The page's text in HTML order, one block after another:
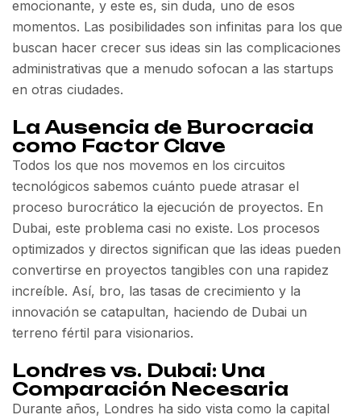
emocionante, y este es, sin duda, uno de esos
momentos. Las posibilidades son infinitas para los que
buscan hacer crecer sus ideas sin las complicaciones
administrativas que a menudo sofocan a las startups
en otras ciudades.
La Ausencia de Burocracia
como Factor Clave
Todos los que nos movemos en los circuitos
tecnológicos sabemos cuánto puede atrasar el
proceso burocrático la ejecución de proyectos. En
Dubai, este problema casi no existe. Los procesos
optimizados y directos significan que las ideas pueden
convertirse en proyectos tangibles con una rapidez
increíble. Así, bro, las tasas de crecimiento y la
innovación se catapultan, haciendo de Dubai un
terreno fértil para visionarios.
Londres vs. Dubai: Una
Comparación Necesaria
Durante años, Londres ha sido vista como la capital